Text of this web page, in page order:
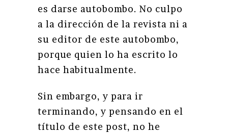
es darse autobombo. No culpo
a la dirección de la revista ni a
su editor de este autobombo,
porque quien lo ha escrito lo
hace habitualmente.
Sin embargo, y para ir
terminando, y pensando en el
título de este post, no he